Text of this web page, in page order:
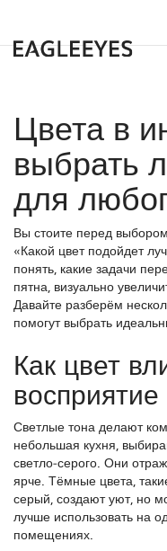
Цвета в
выбрать
для
Вы стоите перед
«Какой цвет подойдет
понять, какие задачи
пятна, визуально
Давайте разберём
помогут выбрать
Как цвет
Светлые тона делают
небольшая кухня,
светло‑серого. Они
ярче. Тёмные цвета,
серый, создают уют, но
лучше использовать на
помещениях.